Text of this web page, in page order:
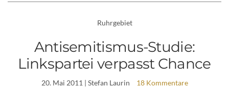
Ruhrgebiet
Antisemitismus-Studie:
Linkspartei verpasst Chance
20. Mai 2011 | Stefan Laurin 18 Kommentare